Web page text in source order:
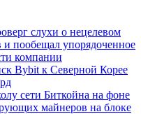
слухи о нецелевом
и пообещал упорядоченное
компании
Bybit к Северной Корее
сети Биткойна на фоне
майнеров на блоке